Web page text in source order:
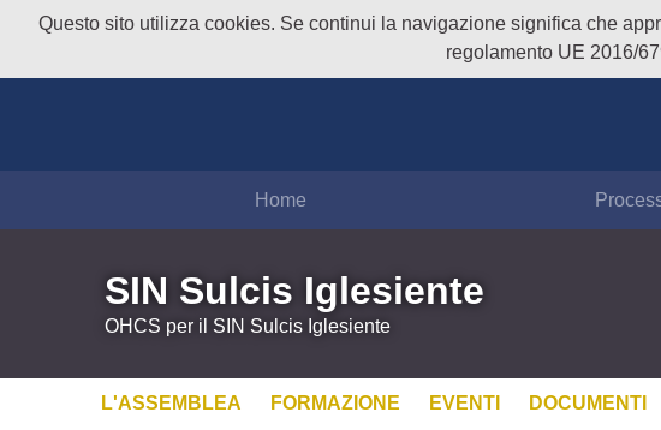
Questo sito utilizza cookies. Se continui la navigazione significa che
regolamento UE 2016/
Home
SIN Sulcis Iglesiente
OHCS per il SIN Sulcis Iglesiente
L'ASSEMBLEA FORMAZIONE EVENTI DOCUMENTI